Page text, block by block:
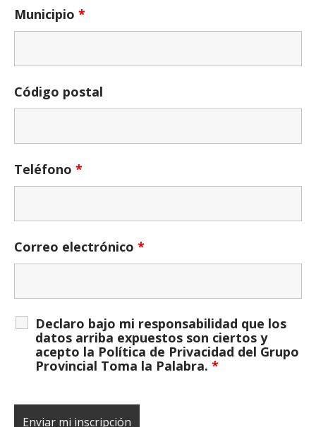
Municipio *
Código postal
Teléfono *
Correo electrónico *
Declaro bajo mi responsabilidad que los
datos arriba expuestos son ciertos y
acepto la Política de Privacidad del Grupo
Provincial Toma la Palabra. *